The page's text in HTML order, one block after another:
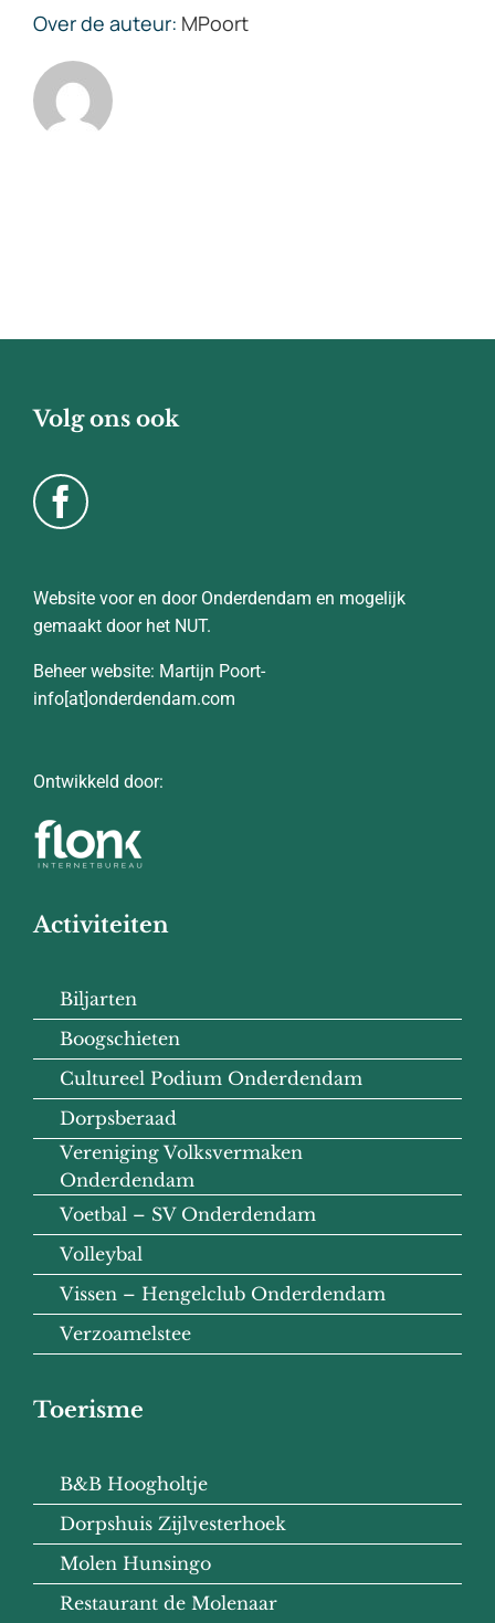
Over de auteur: MPoort
Volg ons ook
Website voor en door Onderdendam en mogelijk
gemaakt door het NUT.
Beheer website: Martijn Poort-
info[at]onderdendam.com
Ontwikkeld door:
Activiteiten
Biljarten
Boogschieten
Cultureel Podium Onderdendam
Dorpsberaad
Vereniging Volksvermaken
Onderdendam
Voetbal – SV Onderdendam
Volleybal
Vissen – Hengelclub Onderdendam
Verzoamelstee
Toerisme
B&B Hoogholtje
Dorpshuis Zijlvesterhoek
Molen Hunsingo
Restaurant de Molenaar